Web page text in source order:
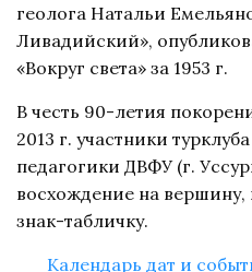
геолога Натальи
Ливадийский»,
«Вокруг света» за 1953 г.
В честь 90-летия
2013 г. участники
педагогики ДВФУ (г.
восхождение на
знак-табличку.
Календарь дат и